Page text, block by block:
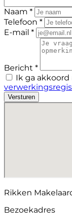
Naam *
Telefoon *
E-mail *
Bericht *
Ik ga
Versturen
Rikken
Bezoekadres